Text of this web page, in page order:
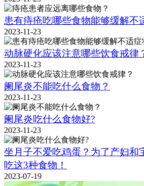
患有痔疮吃哪些食物能够缓解不
2023-11-23
动脉硬化应该注意哪些饮食戒律
2023-11-23
阑尾炎不能吃什么食物？
2023-11-23
阑尾炎吃什么食物好?
2023-11-23
坐月子不爱吃鸡蛋？为了产妇和
吃这3种食物！
2023-07-19